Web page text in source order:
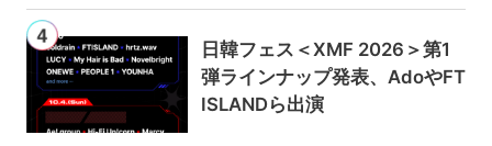
日韓フェス＜XMF 2026＞第1
弾ラインナップ発表、AdoやFT
ISLANDら出演